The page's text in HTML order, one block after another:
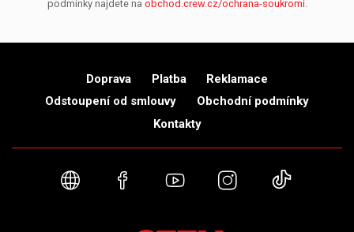
podmínky najdete na obchod.crew.cz/ochrana-soukromi.
Doprava Platba
Reklamace
Odstoupení od smlouvy
Obchodní podmínky
Kontakty
Webové stránky
FacebookYouTubeInstagram